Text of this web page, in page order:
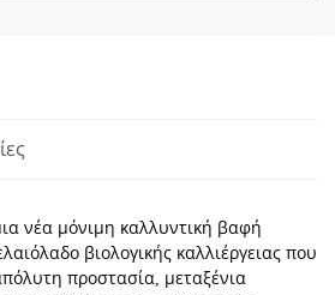
νέα μόνιμη καλλυντική βαφή
βιολογικής καλλιέργειας που
προστασία, μεταξένια